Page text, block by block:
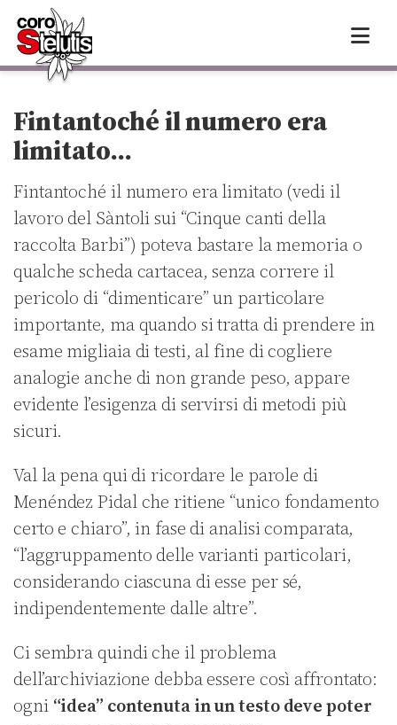
content
Fintantoché il numero era
limitato…
Fintantoché il numero era limitato (vedi il
lavoro del Sàntoli sui “Cinque canti della
raccolta Barbi”) poteva bastare la memoria o
qualche scheda cartacea, senza correre il
pericolo di “dimenticare” un particolare
importante, ma quando si tratta di prendere in
esame migliaia di testi, al fine di cogliere
analogie anche di non grande peso, appare
evidente l’esigenza di servirsi di metodi più
sicuri.
Val la pena qui di ricordare le parole di
Menéndez Pidal che ritiene “unico fondamento
certo e chiaro”, in fase di analisi comparata,
“l’aggruppamento delle varianti particolari,
considerando ciascuna di esse per sé,
indipendentemente dalle altre”.
Ci sembra quindi che il problema
dell’archiviazione debba essere così affrontato:
ogni “idea” contenuta in un testo deve poter